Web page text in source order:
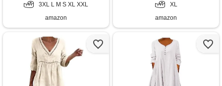
3XL L M S XL XXL
amazon
XL
amazon